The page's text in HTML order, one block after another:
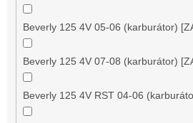
Beverly 125 4V 05-06 (karburátor)
Beverly 125 4V 07-08 (karburátor)
Beverly 125 4V RST 04-06